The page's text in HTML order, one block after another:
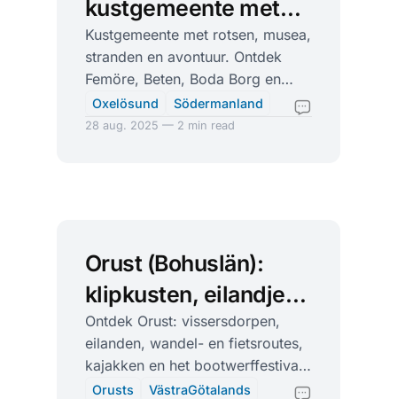
kustgemeente met
grote skärgård en
bunkerverhalen
Kustgemeente met rotsen, musea,
stranden en avontuur. Ontdek
Femöre, Beten, Boda Borg en
Stendörren in Oxelösund.
Oxelösund Södermanland
28 aug. 2025 — 2 min read
Orust (Bohuslän):
klipkusten, eilandjes
en klassieke boten
Ontdek Orust: vissersdorpen,
eilanden, wandel- en fietsroutes,
kajakken en het bootwerffestival
Öppet Varv. Vanuit Henån, Ellös
Orusts VästraGötalands